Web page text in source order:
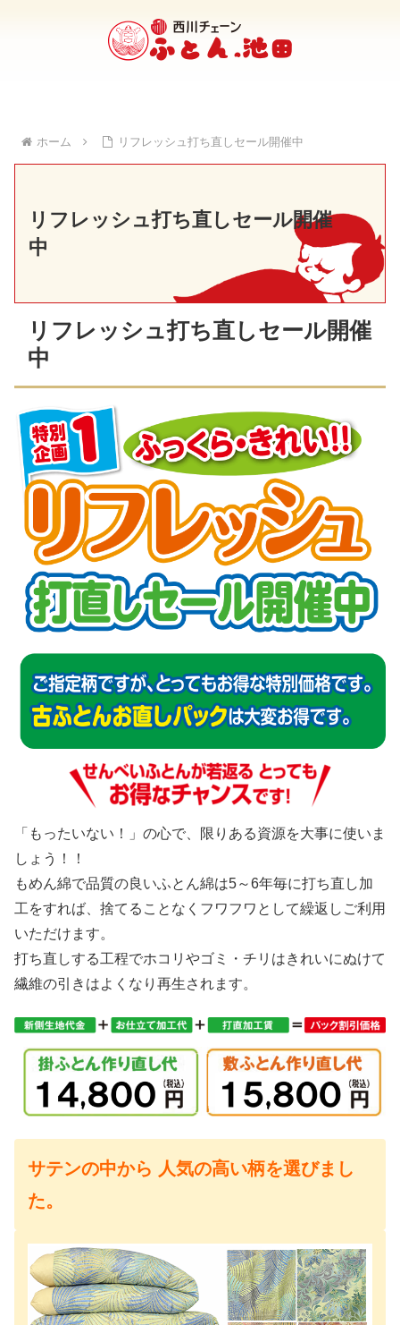
ホーム リフレッシュ打ち直しセール開催中
リフレッシュ打ち直しセール開催
中
リフレッシュ打ち直しセール開催
中
「もったいない！」の心で、限りある資源を大事に使いま
しょう！！
もめん綿で品質の良いふとん綿は5～6年毎に打ち直し加
工をすれば、捨てることなくフワフワとして繰返しご利用
いただけます。
打ち直しする工程でホコリやゴミ・チリはきれいにぬけて
繊維の引きはよくなり再生されます。
サテンの中から 人気の高い柄を選びまし
た。